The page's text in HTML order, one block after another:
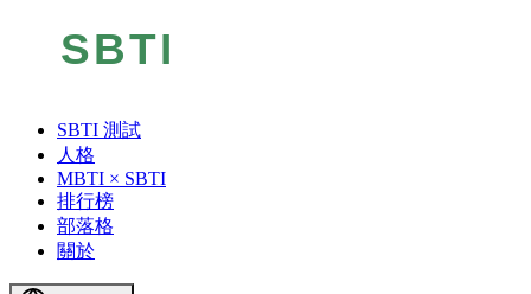
SBTI 測試
人格
MBTI × SBTI
排行榜
部落格
關於